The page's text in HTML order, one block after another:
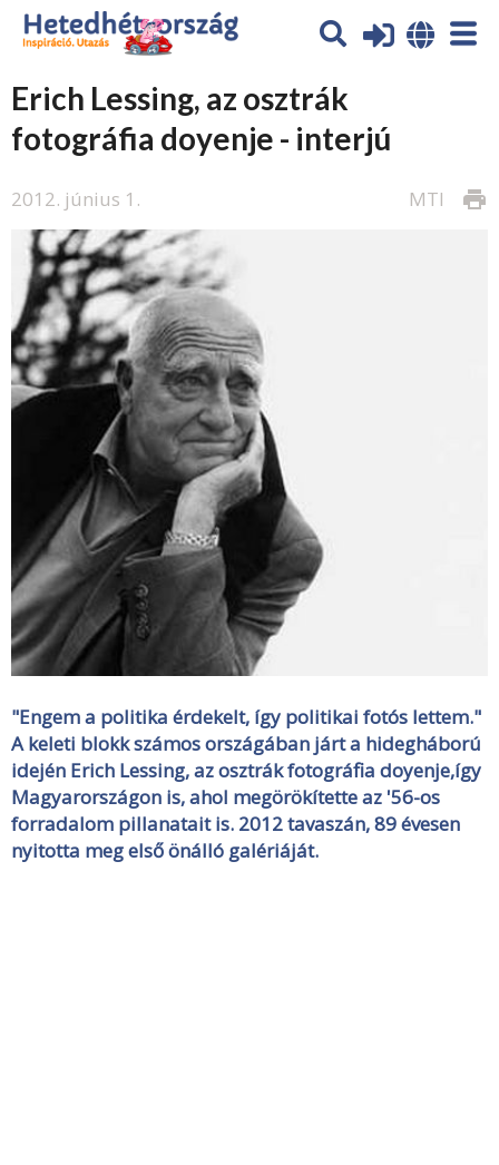
Erich Lessing, az osztrák
fotográfia doyenje - interjú
2012. június 1. print
MTI
"Engem a politika érdekelt, így politikai fotós lettem."
A keleti blokk számos országában járt a hidegháború
idején Erich Lessing, az osztrák fotográfia doyenje,így
Magyarországon is, ahol megörökítette az '56-os
forradalom pillanatait is. 2012 tavaszán, 89 évesen
nyitotta meg első önálló galériáját.